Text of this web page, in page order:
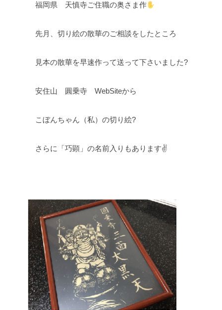
福岡県 天慎寺ご住職の奥さま作
先月、切り絵の散華のご相談をしたところ
見本の散華を早速作って送って下さいました?
安住山 圓乗寺 WebSiteから
こぼんちゃん（私）の切り絵?
さらに「巧顕」の名前入りもあります✌